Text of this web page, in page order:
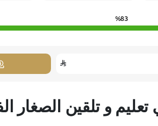
%83
و تلقين الصغار